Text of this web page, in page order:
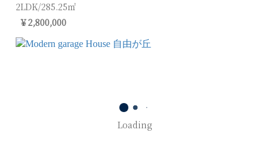
2LDK/285.25㎡
￥2,800,000
Loading